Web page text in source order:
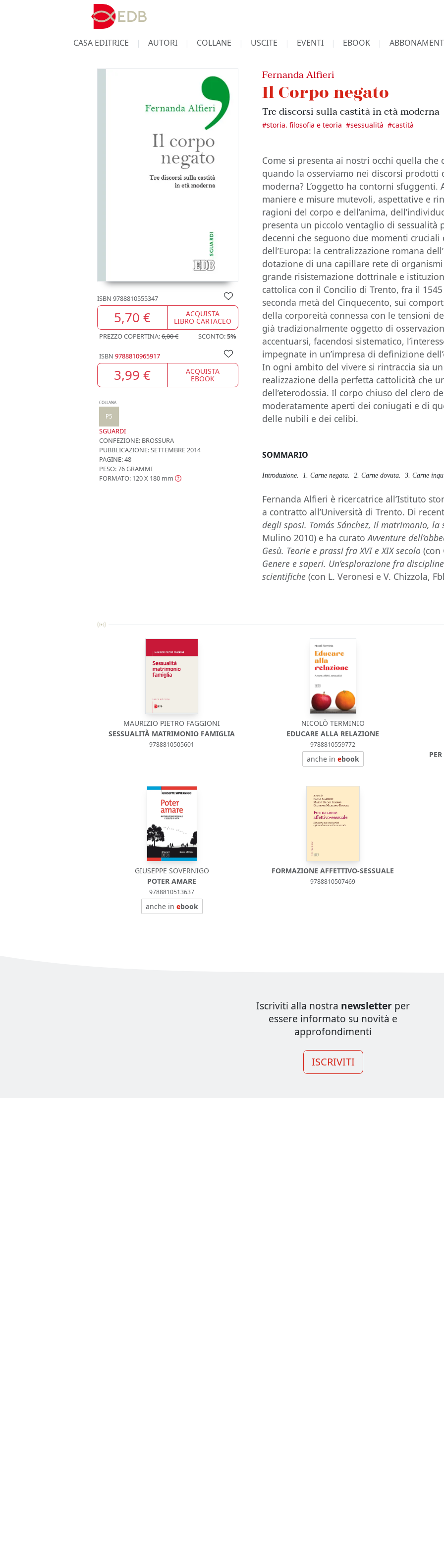
CASA EDITRICE AUTORI COLLANE USCITE EVENTI EBOOK
ISBN 9788810555347
5,70 € ACQUISTA
LIBRO CARTACEO
PREZZO COPERTINA:6,00 € SCONTO:5%
ISBN 9788810965917
3,99 € ACQUISTA
EBOOK
COLLANA
P5
SGUARDI
CONFEZIONE: BROSSURA
PUBBLICAZIONE:SETTEMBRE 2014
PAGINE: 48
PESO: 76 GRAMMI
FORMATO: 120 X 180 mm
Fernanda Alfieri
Il Corpo negato
Tre discorsi sulla castità in età moderna
#storia. filosofia e teoria #sessualità #castità
Come si presenta ai nostri occhi quella che
quando la osserviamo nei discorsi
moderna? L’oggetto ha contorni
maniere e misure mutevoli, aspettative e
ragioni del corpo e dell’anima,
presenta un piccolo ventaglio di sessualità
decenni che seguono due momenti
dell’Europa: la centralizzazione romana
dotazione di una capillare rete di
grande risistemazione dottrinale e
cattolica con il Concilio di Trento, fra il
seconda metà del Cinquecento, sui
della corporeità connessa con le tensioni
già tradizionalmente oggetto di
accentuarsi, facendosi sistematico,
impegnate in un’impresa di definizione
In ogni ambito del vivere si rintraccia sia
realizzazione della perfetta cattolicità che
dell’eterodossia. Il corpo chiuso del clero
moderatamente aperti dei coniugati e di
delle nubili e dei celibi.
SOMMARIO
Introduzione. 1. Carne negata. 2. Carne dovuta. 3. Carne
Fernanda Alfieri è ricercatrice all’Istituto
a contratto all’Università di Trento. Di
degli sposi. Tomás Sánchez, il matrimonio, la
Mulino 2010) e ha curatoAvventure
Gesù. Teorie e prassi fra XVI e XIX secolo (con
Genere e saperi. Un’esplorazione fra
scientifiche (con L. Veronesi e V. Chizzola,
MAURIZIO PIETRO FAGGIONI
SESSUALITÀ MATRIMONIO FAMIGLIA
9788810505601
NICOLÒ TERMINIO
EDUCARE ALLA RELAZIONE
9788810559772
anche in ebook
GIUSEPPE SOVERNIGO
POTER AMARE
9788810513637
anche in ebook
FORMAZIONE AFFETTIVO-SESSUALE
9788810507469
Iscriviti alla nostra newsletter per
essere informato su novità e
approfondimenti
ISCRIVITI